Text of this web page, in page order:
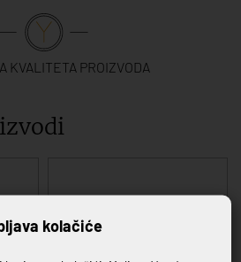
KVALITETA PROIZVODA
kolačiće